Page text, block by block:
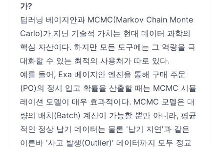
가?
딥러닝 베이지안과 MCMC(Markov Chain Monte
Carlo)가 지닌 기술적 가치는 현대 데이터 과학의
핵심 자산이다. 하지만 모든 도구에는 그 역량을 극
대화할 수 있는 최적의 사용처가 따로 있다.
예를 들어, Exa 베이지안 엔진을 통해 구매 주문
(PO)의 정시 입고 확률을 산출할 때는 MCMC 시뮬
레이션 모델이 매우 효과적이다. MCMC 모델은 대
량의 배치(Batch) 계산이 가능할 뿐만 아니라, 평균
적인 정상 납기 데이터는 물론 '납기 지연'과 같은
이른바 '사고 발생(Outlier)' 데이터까지 모두 정교